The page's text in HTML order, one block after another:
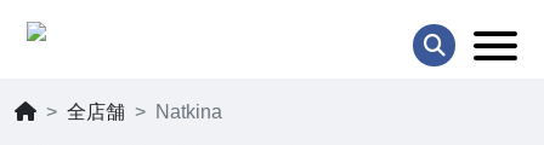
全店舗 Natkina